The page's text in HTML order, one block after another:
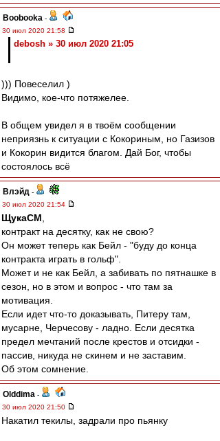
Boobooka -
30 июл 2020 21:58
debosh » 30 июл 2020 21:05
))) Повеселил )
Видимо, кое-что потяжелее.
В общем увидел я в твоём сообщении
неприязнь к ситуации с Кокориным, но Газизов
и Кокорин видится благом. Дай Бог, чтобы
состоялось всё
Влэйд -
30 июл 2020 21:54
ЩукаСМ
контракт на десятку, как не свою?
Он может теперь как Бейл - "буду до конца
контракта играть в гольф".
Может и не как Бейл, а забивать по пятнашке в
сезон, но в этом и вопрос - что там за
мотивация.
Если идет что-то доказывать, Питеру там,
мусарне, Черчесову - ладно. Если десятка
предел мечтаний после крестов и отсидки -
пассив, никуда не скинем и не заставим.
Об этом сомнение.
Olddima -
30 июл 2020 21:50
Накатил текилы, задрали про пьянку